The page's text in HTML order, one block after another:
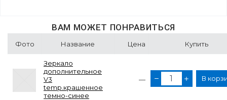
ВАМ МОЖЕТ ПОНРАВИТЬСЯ
Фото Название Цена Купить
Зеркало
дополнительное
V3
temp.крашенное
темно-синее
— В